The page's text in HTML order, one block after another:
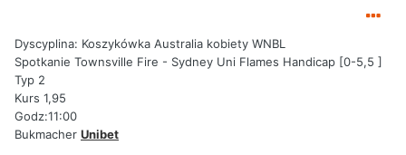
Dyscyplina: Koszykówka Australia kobiety WNBL
Spotkanie Townsville Fire - Sydney Uni Flames Handicap [0-5,5 ]
Typ 2
Kurs 1,95
Godz:11:00
Bukmacher Unibet